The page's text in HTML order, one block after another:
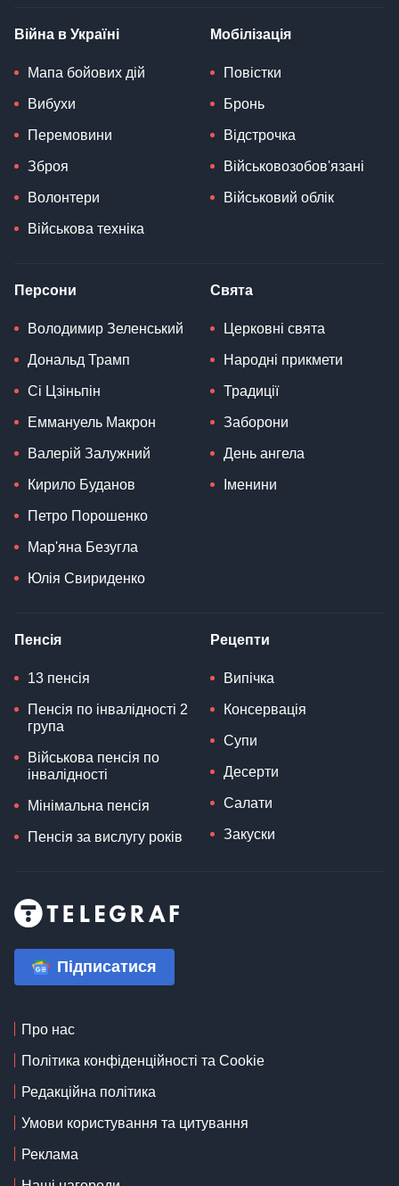
Війна в Україні
Мапа бойових дій
Вибухи
Перемовини
Зброя
Волонтери
Військова техніка
Мобілізація
Повістки
Бронь
Відстрочка
Військовозобов'язані
Військовий облік
Персони
Володимир Зеленський
Дональд Трамп
Сі Цзіньпін
Еммануель Макрон
Валерій Залужний
Кирило Буданов
Петро Порошенко
Мар'яна Безугла
Юлія Свириденко
Свята
Церковні свята
Народні прикмети
Традиції
Заборони
День ангела
Іменини
Пенсія
13 пенсія
Пенсія по інвалідності 2
група
Військова пенсія по
інвалідності
Мінімальна пенсія
Пенсія за вислугу років
Рецепти
Випічка
Консервація
Супи
Десерти
Салати
Закуски
Підписатися
Про нас
Політика конфіденційності та Cookie
Редакційна політика
Умови користування та цитування
Реклама